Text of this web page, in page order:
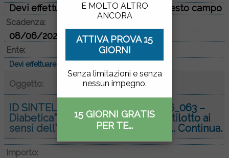
E MOLTO ALTRO
ANCORA
ATTIVA PROVA 15
GIORNI
Senza limitazioni e senza
nessun impegno.
15 GIORNI GRATIS
PER TE...
Devi effettuare il login per vedere questo campo
Scadenza:
08/06/2026
Ente:
Devi effettuare il login per vedere questo campo
Oggetto:
ID SINTEL: 218989651 - “ARIA_2026_063 –
Diabetica” – Procedura aperta multilotto ai
sensi dell’art. 71 del D.Lgs. 36/202... Continua.
Importo: